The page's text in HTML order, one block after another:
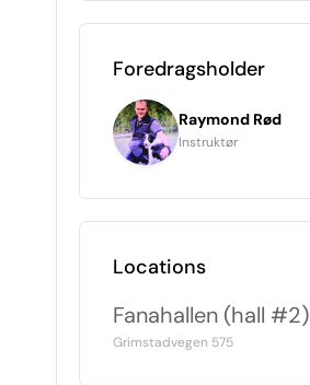
Foredragsholder
Raymond Rød
Instruktør
Locations
Fanahallen (hall #2)
Grimstadvegen 575